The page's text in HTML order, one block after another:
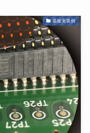
基板実装例